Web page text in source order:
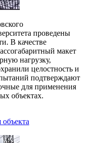
проведены
В качестве
макет
нагрузку,
целостность и
подтверждают
для применения
объектах.